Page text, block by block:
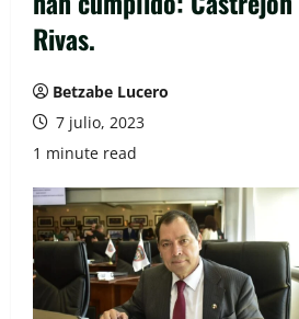
Rivas.
Betzabe Lucero
7 julio, 2023
1 minute read